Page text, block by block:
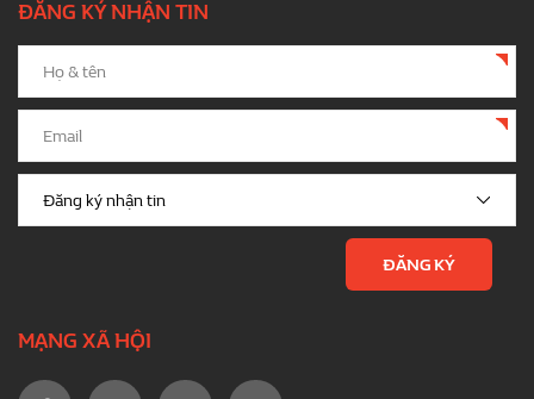
ĐĂNG KÝ NHẬN TIN
MẠNG XÃ HỘI